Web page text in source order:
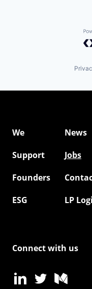
We
News
Support
Jobs
Founders
ESG
LP
Connect with us